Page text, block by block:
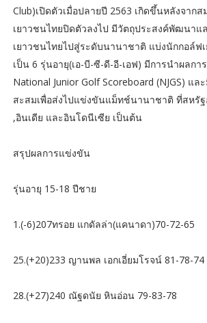
Club)เปิดตัวเมื่อปลายปี 2563 เกิดขึ้นหลังจาก
เยาวชนไทยปิดตัวลงไป มีวัตถุประสงค์พัฒนาแ
เยาวชนไทยไปสู่ระดับนานาชาติ แบ่งนักกอล์ฟ
เป็น 6 รุ่นอายุ(เอ-บี-ซี-ดี-อี-เอฟ) มีการนำผลกา
National Junior Golf Scoreboard (NJGS) แ
สะสมเพื่อส่งไปแข่งขันแม็ทช์นานาชาติ ที่สหรั
,อินเดีย และอินโดนีเซีย เป็นต้น
สรุปผลการแข่งขัน
รุ่นอายุ 15-18 ปีชาย
1.(-6)207ทรอย แกดัลล่า(แคนาดา)70-72-65
25.(+20)233 ญานพล เอกเอี่ยมโรจน์ 81-78-74
28.(+27)240 ณัฐดนัย หินอ่อน 79-83-78